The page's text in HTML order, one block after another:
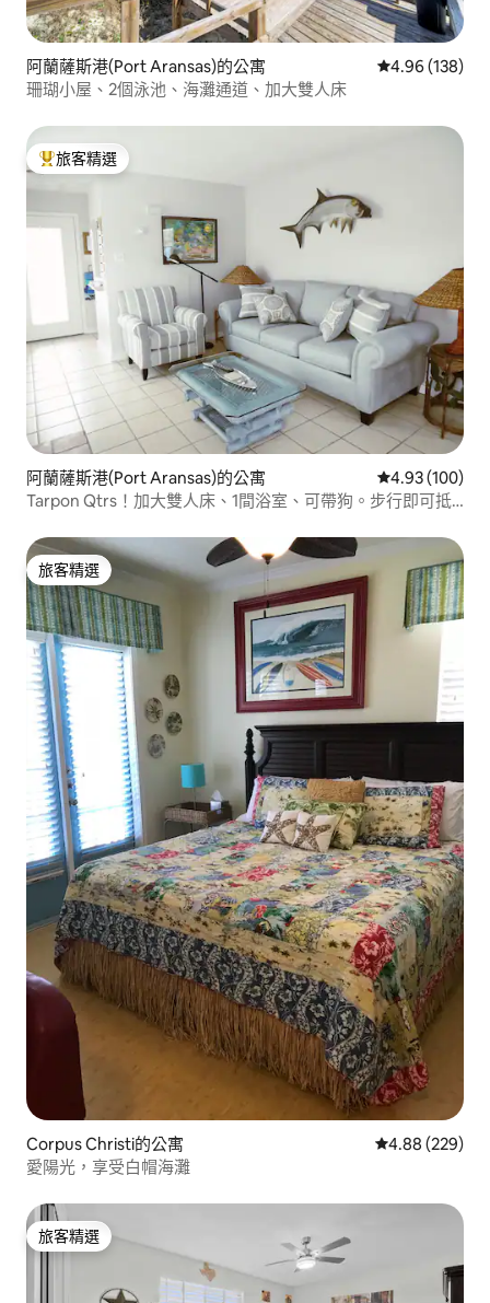
阿蘭薩斯港(Port Aransas)的公寓 從 138 則評價
4.96 (138)
珊瑚小屋、2個泳池、海灘通道、加大雙人床
旅客精選榜首
旅客精選
阿蘭薩斯港(Port Aransas)的公寓 從 100 則評價
4.93 (100)
Tarpon Qtrs！加大雙人床、1間浴室、可帶狗。步行即可抵
旅客精選
旅客精選
Corpus Christi的公寓 從 229 則評價
4.88 (229)
愛陽光，享受白帽海灘
旅客精選
旅客精選